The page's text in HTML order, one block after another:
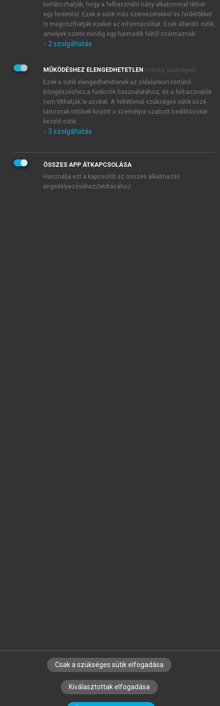
Kérek értesítést a MeRSZ újdonságairól, akcióiról.
Kérek értesítést az Akadémiai Kiadó Zrt. újdonságairól,
Adatkezelési tájékoztatóbanfoglaltakat tudomásul
veszem és elfogadom.
Általános vásárlási feltételeket, valamint a szotar.netés a
mersz.huoldalak licencszerződéseiben foglaltakat
tudomásul veszem és elfogadom.
KIPRÓBÁLOM
SZERZŐKNEK CÉGEKNEK KÖNYVTÁROSOKNAK
SZERKESZTÉSI ÉS LEKTORÁLÁSI ALAPELVEK
korlátozhatják, hogy a felhasználó hány alkalommal láthat
egy hirdetést. Ezek a sütik más szervezetekkel és hirdetőkkel
is megoszthatják ezeket az információkat. Ezek állandó sütik,
amelyek szinte mindig egy harmadik féltől származnak.
↓ 2 szolgáltatás
MŰKÖDÉSHEZ ELENGEDHETETLEN (mindig szükséges)
Ezek a sütik elengedhetetlenek az oldalunkon történő
böngészéshez,a funkciók használatához, és a felhasználók
nem tilthatják le azokat. A feltétlenül szükséges sütik közé
tartoznak többek között a személyre szabott beállításokat
kezelő sütik.
↓ 3 szolgáltatás
ÖSSZES APP ÁTKAPCSOLÁSA
Használja ezt a kapcsolót az összes alkalmazás
engedélyezéséhez/letiltásához.
Csak a szükséges sütik elfogadása
Kiválasztottak elfogadása